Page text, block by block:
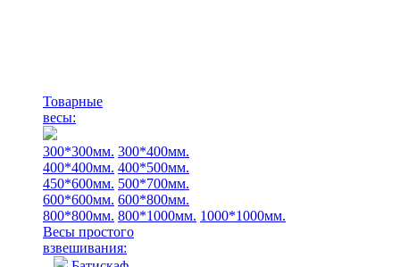
Товарные
весы:
300*300мм. 300*400мм.
400*400мм. 400*500мм.
450*600мм. 500*700мм.
600*600мм. 600*800мм.
800*800мм. 800*1000мм. 1000*1000мм.
Весы простого
взвешивания: